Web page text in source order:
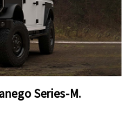
Series-M.